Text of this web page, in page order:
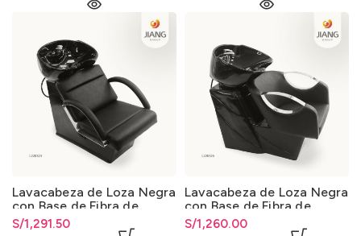
Lavacabeza de Loza Negra
con Base de Fibra de
Vidrio 013
S/1,291.50
Lavacabeza de Loza Negra
con Base de Fibra de
Vidrio 013
S/1,260.00